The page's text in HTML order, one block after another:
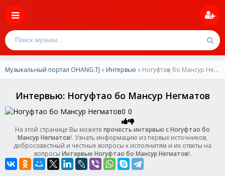
Музыкальный портал OHANG.TJ » Интервью » Ногуфтаҳо бо Мансур Негматов
Интервью: Ногуфтаҳо бо Мансур Негматов
0 0
На этой странице Вы можете прочесть интервью с Ногуфтаҳо бо
Мансур Негматов!. Узнать информацию из первых источников,
добросовестный и честные вопросы к исполнитям и их ответы на
вопросы Интервью Ногуфтаҳо бо Мансур Негматов!.